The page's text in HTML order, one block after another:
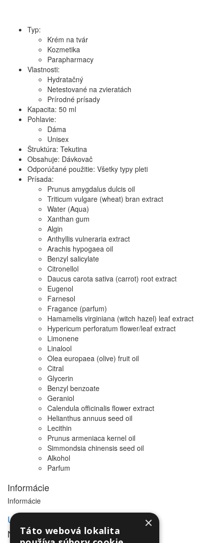
Typ:
Krém na tvár
Kozmetika
Parapharmacy
Vlastnosti:
Hydratačný
Netestované na zvieratách
Prírodné prísady
Kapacita: 50 ml
Pohlavie:
Dáma
Unisex
Štruktúra: Tekutina
Obsahuje: Dávkovač
Odporúčané použitie: Všetky typy pleti
Prísada:
Prunus amygdalus dulcis oil
Triticum vulgare (wheat) bran extract
Water (Aqua)
Xanthan gum
Algin
Anthyllis vulneraria extract
Arachis hypogaea oil
Benzyl salicylate
Citronellol
Daucus carota sativa (carrot) root extract
Eugenol
Farnesol
Fragance (parfum)
Hamamelis virginiana (witch hazel) leaf extract
Hypericum perforatum flower/leaf extract
Limonene
Linalool
Olea europaea (olive) fruit oil
Citral
Glycerin
Benzyl benzoate
Geraniol
Calendula officinalis flower extract
Helianthus annuus seed oil
Lecithin
Prunus armeniaca kernel oil
Simmondsia chinensis seed oil
Alkohol
Parfum
Informácie
Informácie
Utleurope.com
NewsLetter
×
Táto webová lokalita